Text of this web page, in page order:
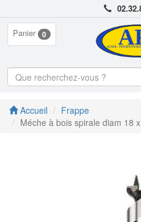
Panier 0
Accueil
Frappe
Méche à bois spirale diam 18